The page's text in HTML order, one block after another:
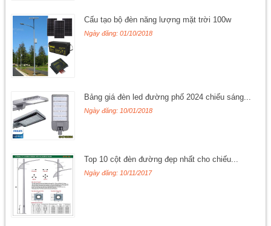
Cấu tạo bộ đèn năng lượng mặt trời 100w
Ngày đăng: 01/10/2018
Bảng giá đèn led đường phố 2024 chiếu sáng...
Ngày đăng: 10/01/2018
Top 10 cột đèn đường đẹp nhất cho chiếu...
Ngày đăng: 10/11/2017